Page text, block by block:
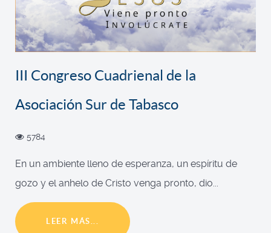
III Congreso Cuadrienal de la
Asociación Sur de Tabasco
5784
En un ambiente lleno de esperanza, un espíritu de
gozo y el anhelo de Cristo venga pronto, dio...
LEER MÁS...